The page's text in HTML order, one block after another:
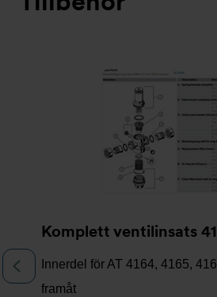
Komplett ventilinsats
Innerdel för AT 4164, 4165,
framåt
Föregående